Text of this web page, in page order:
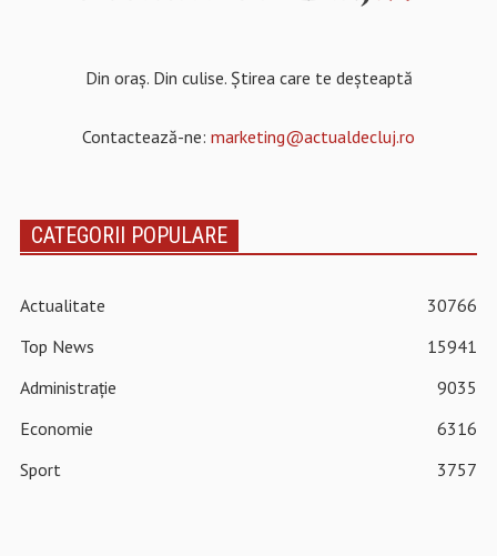
Din oraș. Din culise. Știrea care te deșteaptă
Contactează-ne: marketing@actualdecluj.ro
CATEGORII POPULARE
Actualitate
30766
Top News
15941
Administrație
9035
Economie
6316
Sport
3757